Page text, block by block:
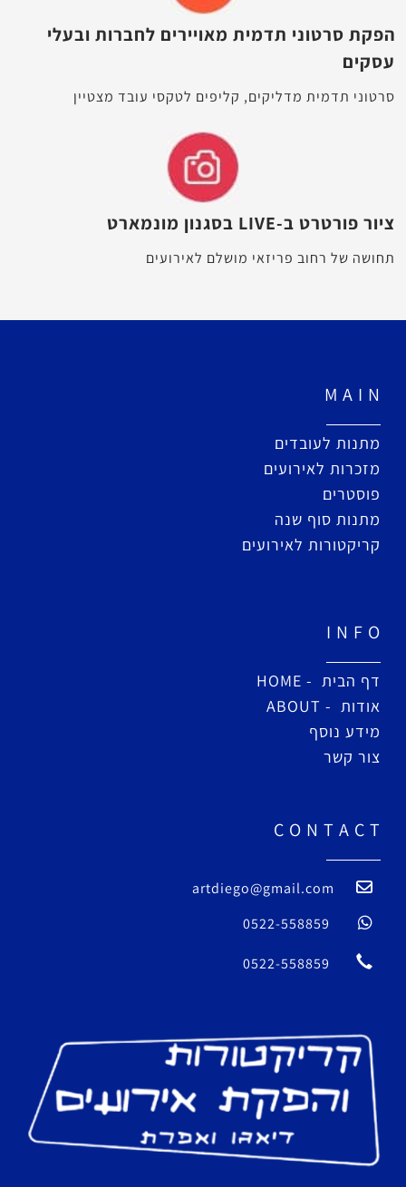
הפקת סרטוני תדמית מאויירים לחברות ובעלי
עסקים
סרטוני תדמית מדליקים, קליפים לטקסי עובד מצטיין
ציור פורטרט ב-LIVE בסגנון מונמארט
תחושה של רחוב פריזאי מושלם לאירועים
M A I N
מתנות לעובדים
מזכרות לאירועים
פוסטרים
מתנות סוף שנה
קריקטורות לאירועים
I N F O
דף הבית - HOME
אודות - ABOUT
מידע נוסף
צור קשר
C O N T A C T
artdiego@gmail.com
0522-558859
0522-558859